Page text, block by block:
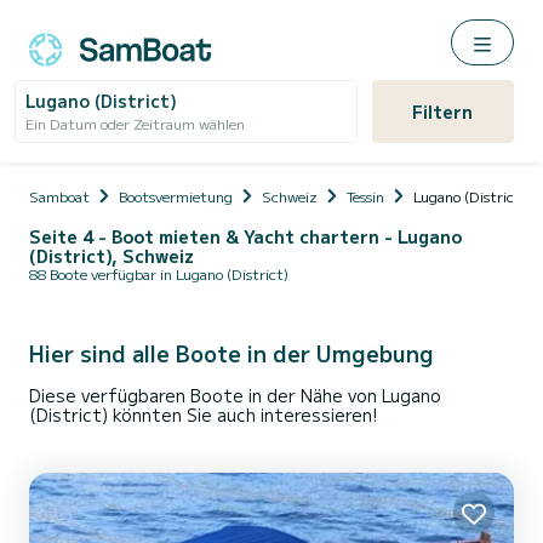
Lugano (District)
Ein Datum oder Zeitraum wählen Filtern
Samboat Bootsvermietung Schweiz Tessin Lugano (District)
Seite 4 - Boot mieten & Yacht chartern - Lugano
(District), Schweiz
88 Boote verfügbar in Lugano (District)
Hier sind alle Boote in der Umgebung
Diese verfügbaren Boote in der Nähe von Lugano
(District) könnten Sie auch interessieren!